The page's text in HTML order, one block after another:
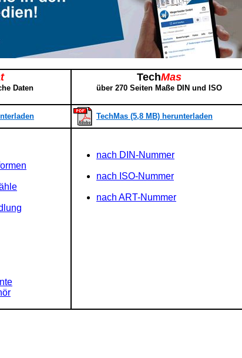
Daten
TechMas
über 270 Seiten Maße DIN und ISO
TechMas (5,8 MB) herunterladen
nach DIN-Nummer
nach ISO-Nummer
nach ART-Nummer